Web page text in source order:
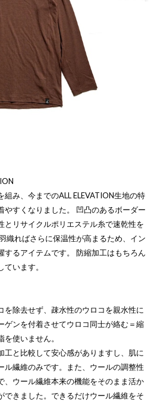
み、今までのALL ELEVATION生地の特
やすくなりました。 凹凸のあるボーダー
とリサイクルポリエステル糸で速乾性を
織ればさらに保温性が高まるため、イン
するアイテムです。 防縮加工はもちろん
います。
を除去せず、疎水性のウロコを親水性に
ゲンを付着させてウロコ同士が絡む＝縮
使いません。
工と比較して安心感がありますし、肌に
ル繊維のみです。また、ウールの調整性
、ウール繊維本来の機能をそのまま活か
できました。できるだけウール繊維をそ